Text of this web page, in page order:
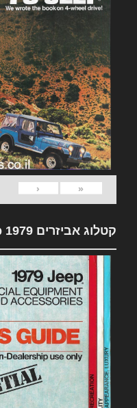
«
‹
קטלוג אביזרים 1979 Jeep